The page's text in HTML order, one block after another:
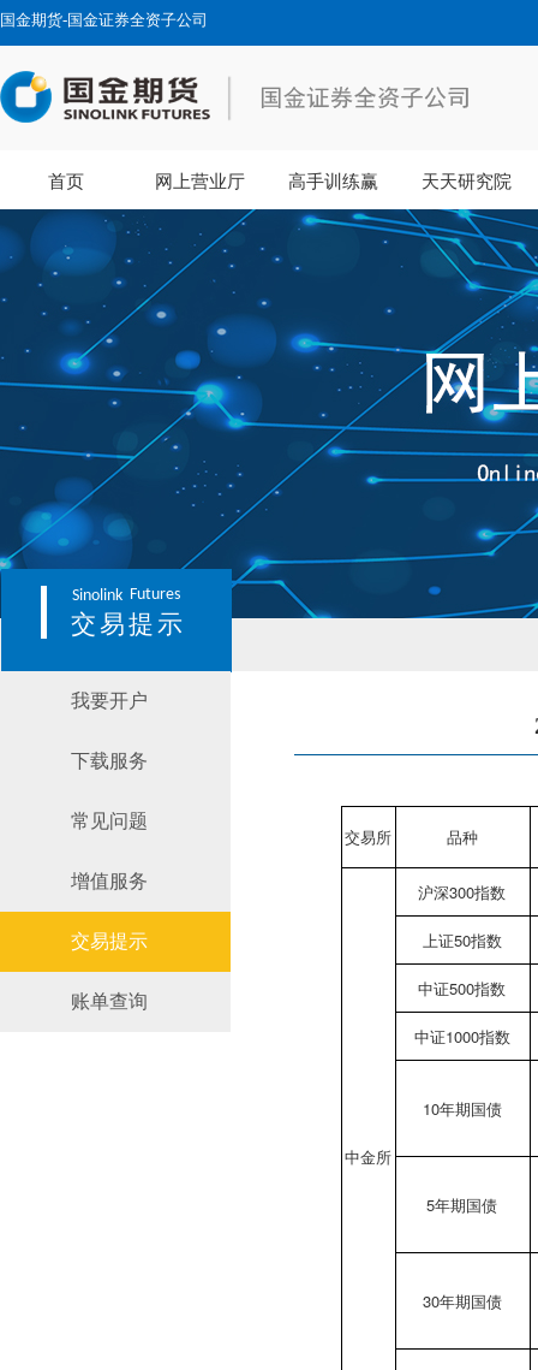
国金期货-国金证券全资子公司
首页 网上营业厅 高手训练赢 天天研究院
Sinolink Futures
交易提示
我要开户
下载服务
常见问题
增值服务
交易提示
账单查询
交易所 品种
中金所
沪深300指数
上证50指数
中证500指数
中证1000指数
10年期国债
5年期国债
30年期国债